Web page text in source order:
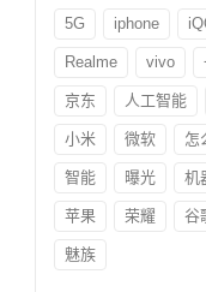
5G iphone
Realme vivo
京东 人工智能
小米 微软 怎
智能 曝光 机
苹果 荣耀 谷
魅族